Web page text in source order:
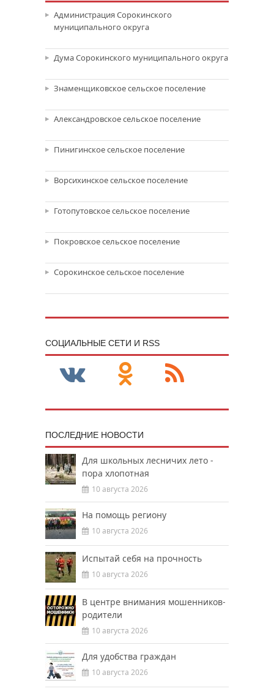
Администрация Сорокинского
муниципального округа
Дума Сорокинского муниципального округа
Знаменщиковское сельское поселение
Александровское сельское поселение
Пинигинское сельское поселение
Ворсихинское сельское поселение
Готопутовское сельское поселение
Покровское сельское поселение
Сорокинское сельское поселение
CОЦИАЛЬНЫЕ СЕТИ И RSS
ПОСЛЕДНИЕ НОВОСТИ
Для школьных лесничих лето -
пора хлопотная
10 августа 2026
На помощь региону
10 августа 2026
Испытай себя на прочность
10 августа 2026
В центре внимания мошенников-
родители
10 августа 2026
Для удобства граждан
10 августа 2026